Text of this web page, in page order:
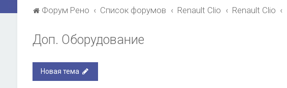
Форум Рено Список форумов Renault Clio Renault Clio
Доп. Оборудование
Новая тема